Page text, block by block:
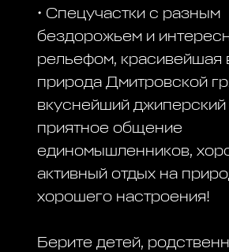
• Спецучастки с разным
бездорожьем и
рельефом, красивейшая
природа Дмитровской
вкуснейший
приятное общение
единомышленников,
активный отдых на
хорошего настроения!
Берите детей,